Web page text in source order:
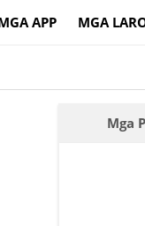
APP MGA
Mga